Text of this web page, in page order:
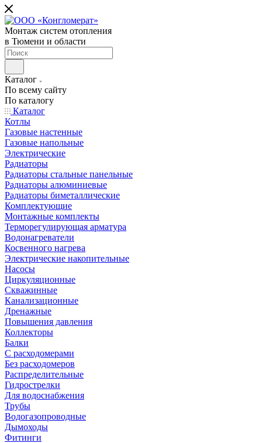
Монтаж систем отопления
в Тюмени и области
Каталог
По всему сайту
По каталогу
Каталог
Котлы
Газовые настенные
Газовые напольные
Электрические
Радиаторы
Радиаторы стальные панельные
Радиаторы алюминиевые
Радиаторы биметаллические
Комплектующие
Монтажные комплекты
Терморегулирующая арматура
Водонагреватели
Косвенного нагрева
Электрические накопительные
Насосы
Циркуляционные
Скважинные
Канализационные
Дренажные
Повышения давления
Коллекторы
Балки
С расходомерами
Без расходомеров
Распределительные
Гидрострелки
Для водоснабжения
Трубы
Водогазопроводные
Дымоходы
Фитинги